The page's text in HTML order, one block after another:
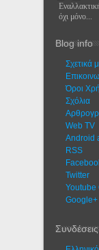
όχι μόνο...
Blog info
Σχετικά
Όροι
Σχόλια
Web TV
Android
RSS
Twitter
Youtube
Google+
Συνδέσεις